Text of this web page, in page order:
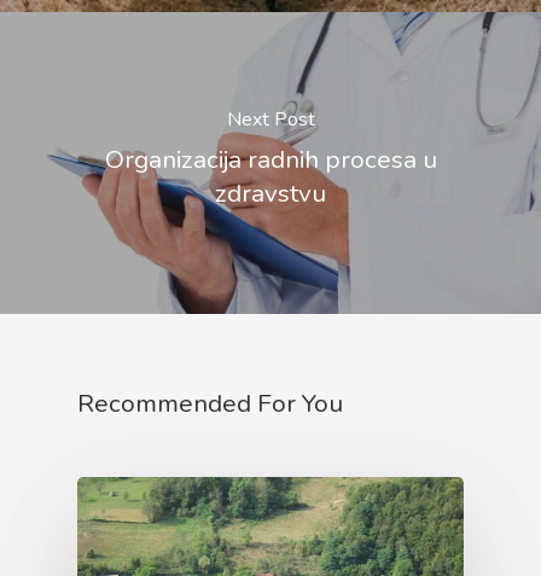
Next Post
Organizacija radnih procesa u
zdravstvu
Recommended For You